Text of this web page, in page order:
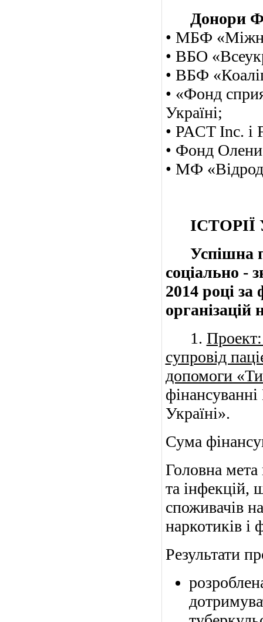
Донори
• МБФ
• ВБО
• ВБФ
• «Фонд
Україні;
• PACT Inc. і
• Фонд
• МФ
ІСТОРІЇ
Успішна
соціально -
2014 році за
організацій
1.
супровід
допомоги
Україні».
Сума
Головна
та інфекцій,
споживачів
наркотиків і
Результати